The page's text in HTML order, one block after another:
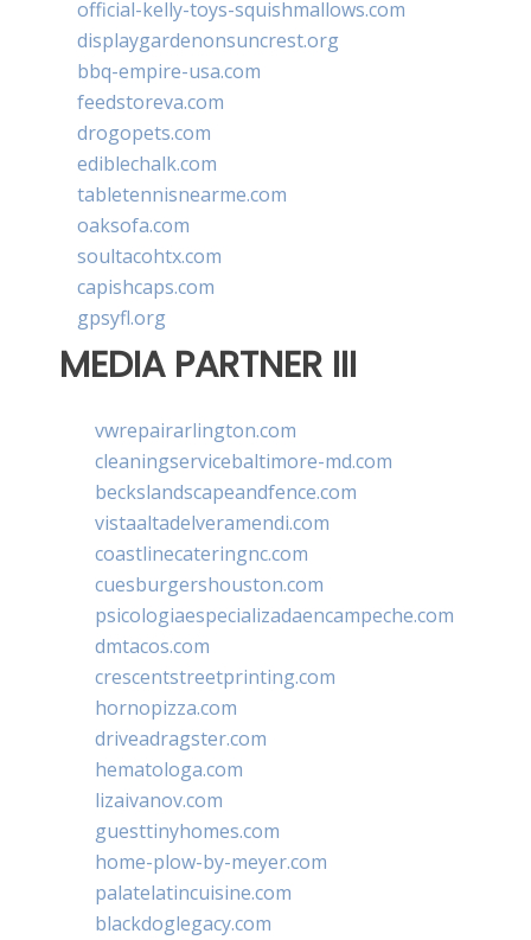
official-kelly-toys-squishmallows.com
displaygardenonsuncrest.org
bbq-empire-usa.com
feedstoreva.com
drogopets.com
ediblechalk.com
tabletennisnearme.com
oaksofa.com
soultacohtx.com
capishcaps.com
gpsyfl.org
MEDIA PARTNER III
vwrepairarlington.com
cleaningservicebaltimore-md.com
beckslandscapeandfence.com
vistaaltadelveramendi.com
coastlinecateringnc.com
cuesburgershouston.com
psicologiaespecializadaencampeche.com
dmtacos.com
crescentstreetprinting.com
hornopizza.com
driveadragster.com
hematologa.com
lizaivanov.com
guesttinyhomes.com
home-plow-by-meyer.com
palatelatincuisine.com
blackdoglegacy.com